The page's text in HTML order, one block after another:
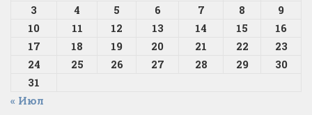
3
4 5 6 7 8
9
10
11 12 13 14 15
16
17
18 19 20 21 22
23
24
25 26 27 28 29
30
31
« Июл